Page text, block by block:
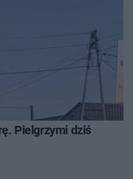
Pielgrzymi dziś